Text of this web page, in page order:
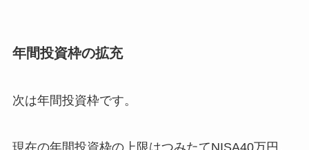
年間投資枠の拡充
次は年間投資枠です。
現在の年間投資枠の上限はつみたてNISA40万円、